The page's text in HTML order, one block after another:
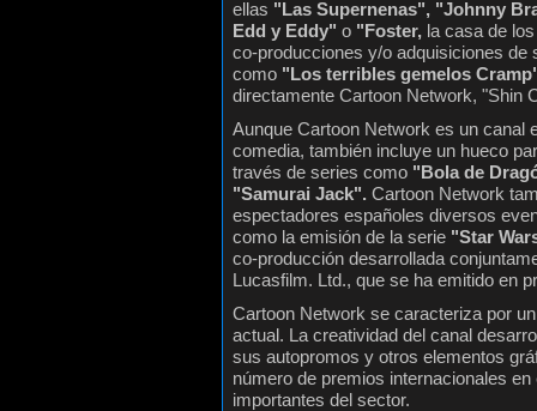
ellas "Las Supernenas", "Johnny
Edd y Eddy" o "Foster, la casa de
co-producciones y/o adquisiciones de
como "Los terribles gemelos
directamente Cartoon Network, "Shin
Aunque Cartoon Network es un canal
comedia, también incluye un hueco
través de series como "Bola de
"Samurai Jack". Cartoon Network
espectadores españoles diversos
como la emisión de la serie "Star
co-producción desarrollada
Lucasfilm. Ltd., que se ha emitido en
Cartoon Network se caracteriza por
actual. La creatividad del canal
sus autopromos y otros elementos
número de premios internacionales
importantes del sector.